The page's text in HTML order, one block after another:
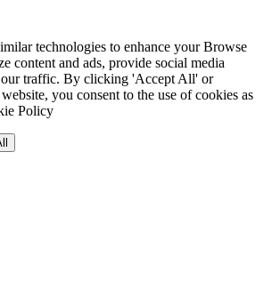
technologies to enhance your Browse
content and ads, provide social media
our traffic. By clicking 'Accept All' or
you consent to the use of cookies as
Policy